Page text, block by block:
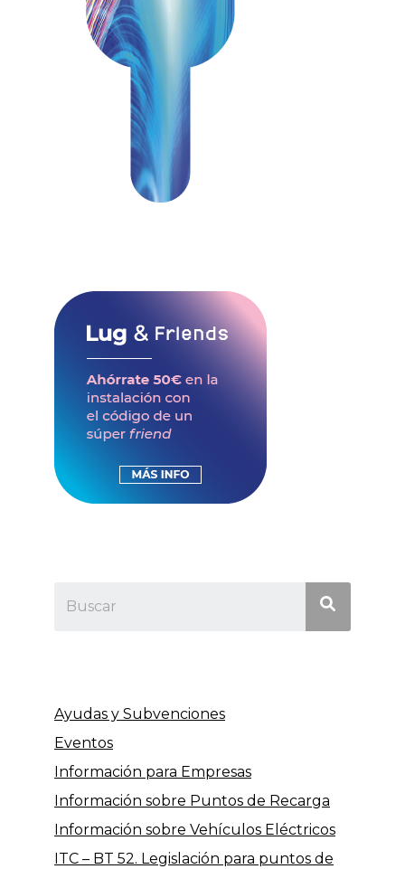
Ayudas y Subvenciones
Eventos
Información para Empresas
Información sobre Puntos de Recarga
Información sobre Vehículos Eléctricos
ITC – BT 52. Legislación para puntos de